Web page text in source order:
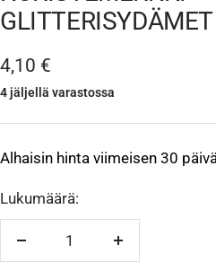
Alennushinta
4,10 €
4 jäljellä varastossa
Alhaisin hinta viimeisen 30
Lukumäärä:
Vähennä